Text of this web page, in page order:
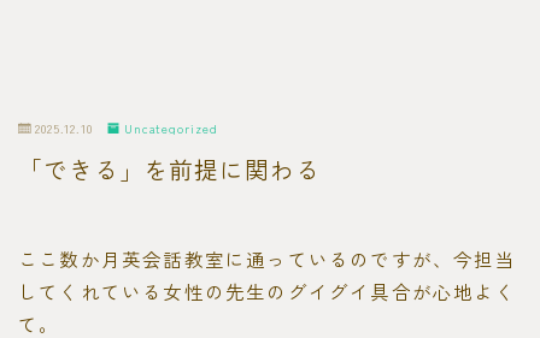
2025.12.10 Uncategorized
「できる」を前提に関わる
ここ数か月英会話教室に通っているのですが、今担当
してくれている女性の先生のグイグイ具合が心地よく
て。